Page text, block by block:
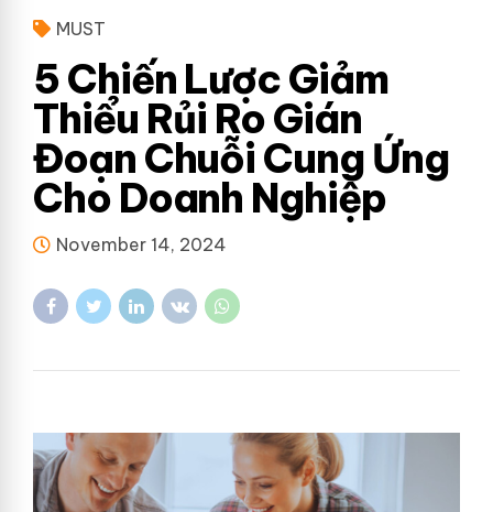
MUST
5 Chiến Lược Giảm
Thiểu Rủi Ro Gián
Đoạn Chuỗi Cung Ứng
Cho Doanh Nghiệp
November 14, 2024